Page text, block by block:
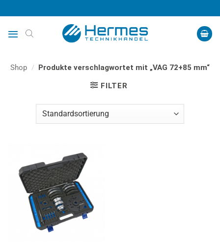
Inhalt
springen
Shop / Produkte verschlagwortet mit „VAG 72+85 mm“
FILTER